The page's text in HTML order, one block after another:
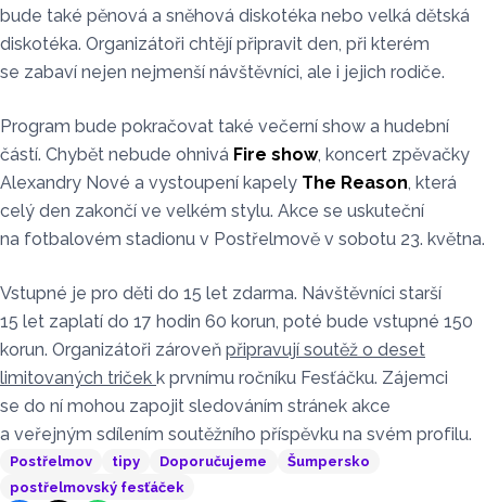
bude také pěnová a sněhová diskotéka nebo velká dětská
diskotéka. Organizátoři chtějí připravit den, při kterém
se zabaví nejen nejmenší návštěvníci, ale i jejich rodiče.
Program bude pokračovat také večerní show a hudební
částí. Chybět nebude ohnivá Fire show, koncert zpěvačky
Alexandry Nové a vystoupení kapely The Reason, která
celý den zakončí ve velkém stylu. Akce se uskuteční
na fotbalovém stadionu v Postřelmově v sobotu 23. května.
Vstupné je pro děti do 15 let zdarma. Návštěvníci starší
15 let zaplatí do 17 hodin 60 korun, poté bude vstupné 150
korun. Organizátoři zároveň připravují soutěž o deset
limitovaných triček k prvnímu ročníku Fesťáčku. Zájemci
se do ní mohou zapojit sledováním stránek akce
a veřejným sdílením soutěžního příspěvku na svém profilu.
Postřelmov tipy Doporučujeme
Šumpersko
postřelmovský fesťáček